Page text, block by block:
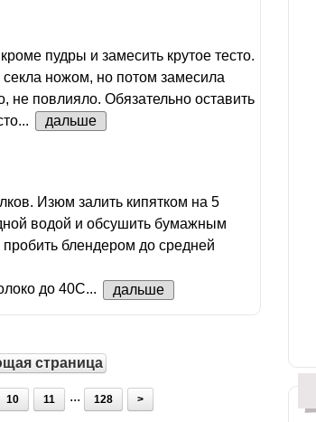
пудры и замесить крутое тесто.
ножом, но потом замесила
не повлияло. Обязательно оставить
дальше
Изюм залить кипятком на 5
водой и обсушить бумажным
блендером до средней
до 40С...
дальше
страница
10 11 128 >